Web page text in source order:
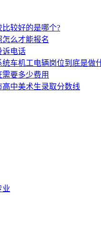
较好的是哪个?
么才能报名
诉电话
车机工电辆岗位到底是做
要多少费用
高中美术生录取分数线
业